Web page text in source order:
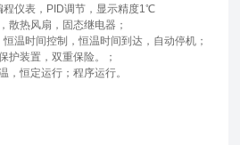
程仪表，PID调节，显示精度1℃
散热风扇，固态继电器；
温时间控制，恒温时间到达，自动停机；
护装置，双重保险。；
，恒定运行；程序运行。